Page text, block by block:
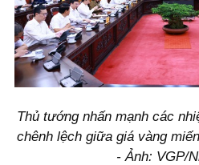
Thủ tướng nhấn mạnh các
chênh lệch giữa giá vàng
- Ảnh: VGP/